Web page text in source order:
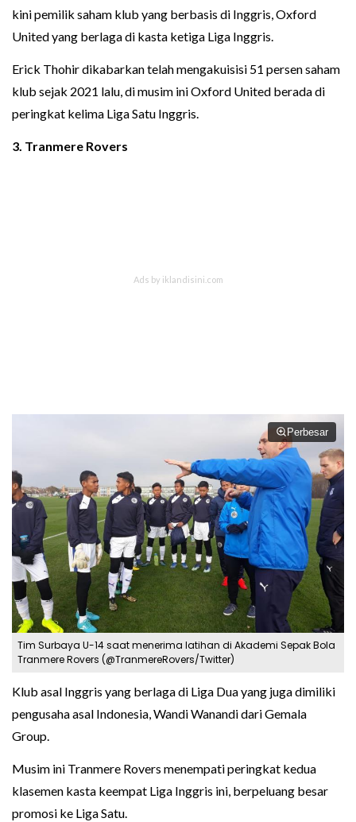
kini pemilik saham klub yang berbasis di Inggris, Oxford
United yang berlaga di kasta ketiga Liga Inggris.
Erick Thohir dikabarkan telah mengakuisisi 51 persen saham
klub sejak 2021 lalu, di musim ini Oxford United berada di
peringkat kelima Liga Satu Inggris.
3. Tranmere Rovers
Perbesar
Tim Surbaya U-14 saat menerima latihan di Akademi Sepak Bola
Tranmere Rovers (@TranmereRovers/Twitter)
Klub asal Inggris yang berlaga di Liga Dua yang juga dimiliki
pengusaha asal Indonesia, Wandi Wanandi dari Gemala
Group.
Musim ini Tranmere Rovers menempati peringkat kedua
klasemen kasta keempat Liga Inggris ini, berpeluang besar
promosi ke Liga Satu.